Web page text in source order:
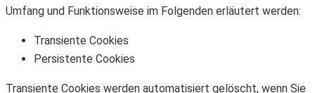
Umfang und Funktionsweise im Folgenden erläutert werden:
Transiente Cookies
Persistente Cookies
Transiente Cookies werden automatisiert gelöscht, wenn Sie